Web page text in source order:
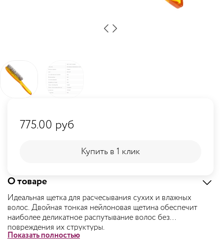
О товаре
Идеальная щетка для расчесывания сухих и влажных
волос. Двойная тонкая нейлоновая щетина обеспечит
наиболее деликатное распутывание волос без
повреждения их структуры.
Показать полностью
775.00 руб
Купить в 1 клик
Купить в 1 клик